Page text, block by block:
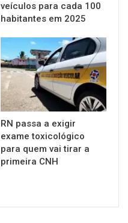
veículos para cada 100
habitantes em 2025
RN passa a exigir
exame toxicológico
para quem vai tirar a
primeira CNH